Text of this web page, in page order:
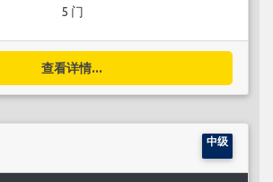
5 门
查看详情...
中级